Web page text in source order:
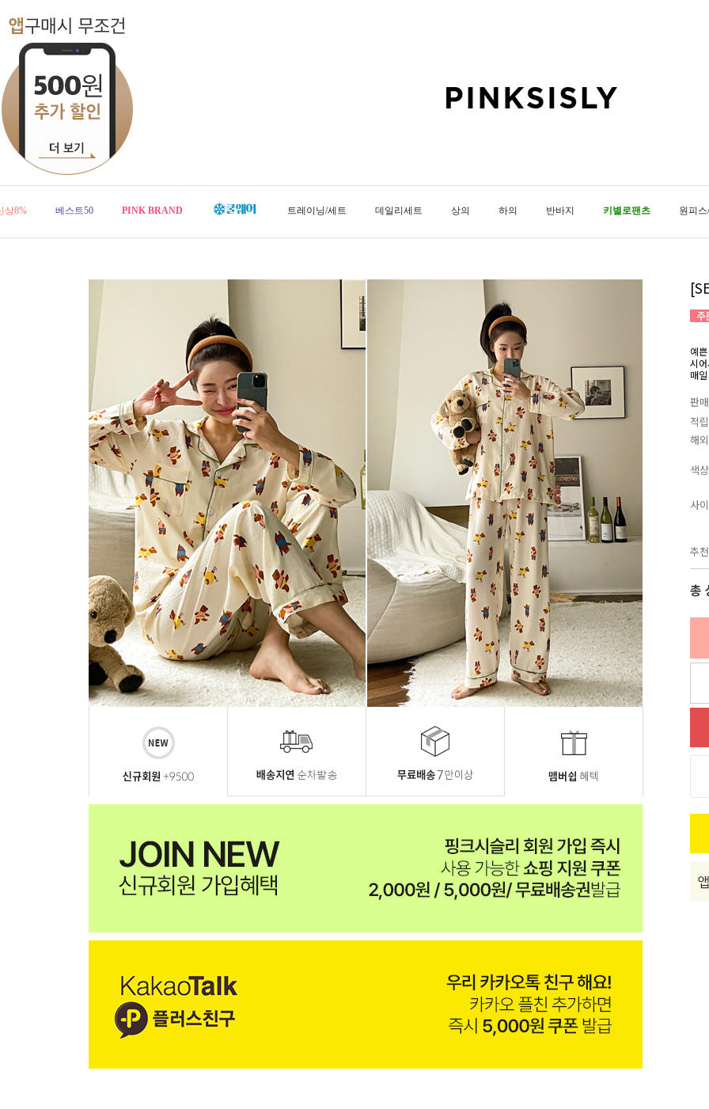
상8% 베스트50 PINK BRAND 트레이닝/세트 데일리세트 상의 하의 반바지 키별로팬츠 원피
예
시
매
판
적
해
색상
사
추
총